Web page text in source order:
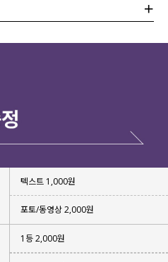
텍스트 1,000원
포토/동영상 2,000원
1등 2,000원